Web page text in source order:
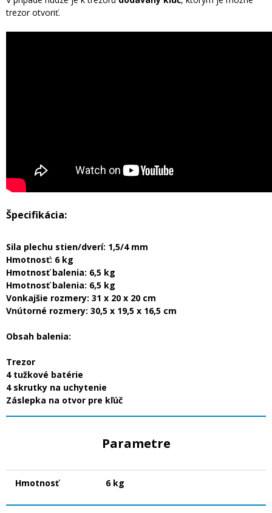
trezor otvoriť.
Špecifikácia:
Sila plechu stien/dverí: 1,5/4 mm
Hmotnosť: 6 kg
Hmotnosť balenia: 6,5 kg
Hmotnosť balenia: 6,5 kg
Vonkajšie rozmery: 31 x 20 x 20 cm
Vnútorné rozmery: 30,5 x 19,5 x 16,5 cm
Obsah balenia:
Trezor
4 tužkové batérie
4 skrutky na uchytenie
Záslepka na otvor pre kľúč
Parametre
Hmotnosť 6 kg